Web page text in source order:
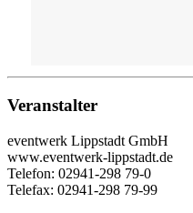
Veranstalter
eventwerk Lippstadt GmbH
www.eventwerk-lippstadt.de
Telefon: 02941-298 79-0
Telefax: 02941-298 79-99